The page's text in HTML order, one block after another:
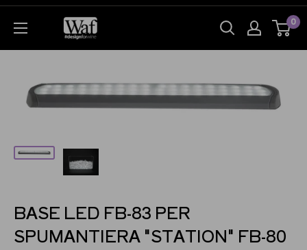
0
BASE LED FB-83 PER
SPUMANTIERA "STATION" FB-80